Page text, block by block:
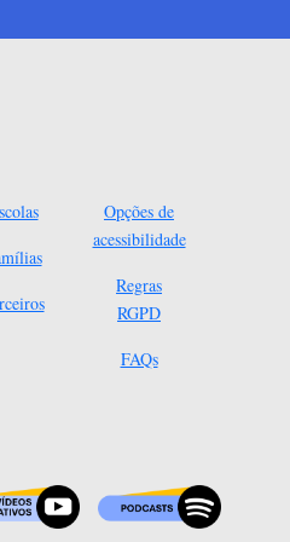
Opções de
acessibilidade
Regras
RGPD
FAQs